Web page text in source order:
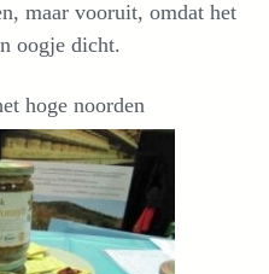
maar vooruit, omdat het
oogje dicht.
hoge noorden